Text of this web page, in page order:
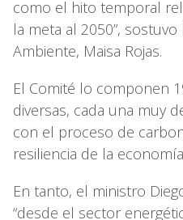
como el hito temporal
la meta al 2050”,
Ambiente, Maisa Rojas.
El Comité lo componen
diversas, cada una muy
con el proceso de
resiliencia de la
En tanto, el ministro
“desde el sector